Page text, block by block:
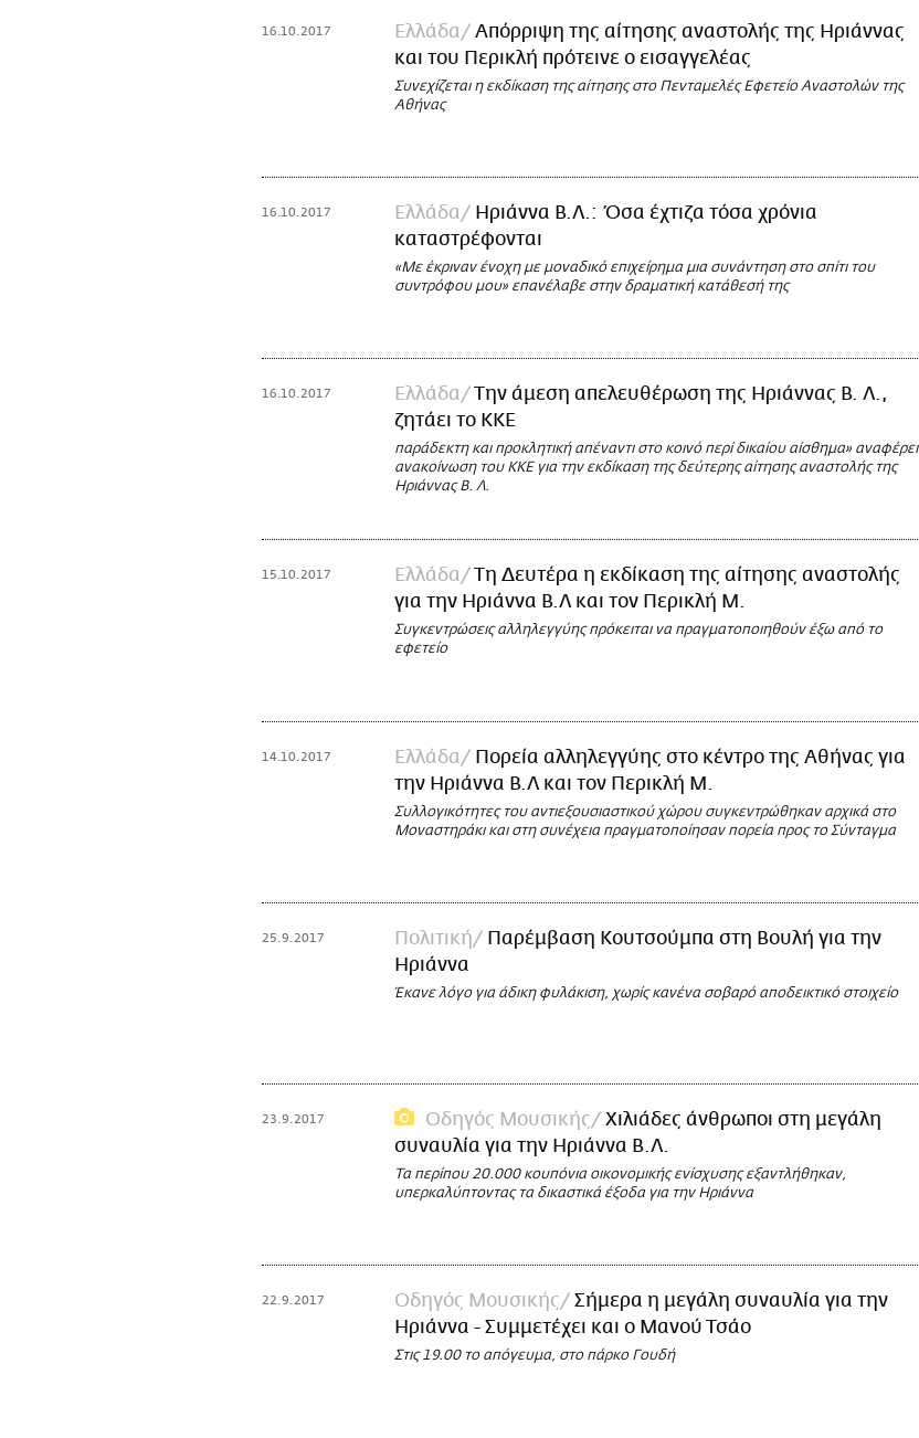
16.10.2017 Ελλάδα
Απόρριψη της αίτησης αναστολής της Ηριάννας
και του Περικλή πρότεινε ο εισαγγελέας
Συνεχίζεται η εκδίκαση της αίτησης στο Πενταμελές Εφετείο Αναστολών της
Αθήνας
16.10.2017 Ελλάδα
Ηριάννα Β.Λ.: Όσα έχτιζα τόσα χρόνια
καταστρέφονται
«Με έκριναν ένοχη με μοναδικό επιχείρημα μια συνάντηση στο σπίτι του
συντρόφου μου» επανέλαβε στην δραματική κατάθεσή της
16.10.2017 Ελλάδα
Την άμεση απελευθέρωση της Ηριάννας Β. Λ.,
ζητάει το ΚΚΕ
παράδεκτη και προκλητική απέναντι στο κοινό περί δικαίου αίσθημα» αναφέρει
ανακοίνωση του ΚΚΕ για την εκδίκαση της δεύτερης αίτησης αναστολής της
Ηριάννας Β. Λ.
15.10.2017 Ελλάδα
Τη Δευτέρα η εκδίκαση της αίτησης αναστολής
για την Ηριάννα Β.Λ και τον Περικλή Μ.
Συγκεντρώσεις αλληλεγγύης πρόκειται να πραγματοποιηθούν έξω από το
εφετείο
14.10.2017 Ελλάδα
Πορεία αλληλεγγύης στο κέντρο της Αθήνας για
την Ηριάννα Β.Λ και τον Περικλή Μ.
Συλλογικότητες του αντιεξουσιαστικού χώρου συγκεντρώθηκαν αρχικά στο
Μοναστηράκι και στη συνέχεια πραγματοποίησαν πορεία προς το Σύνταγμα
25.9.2017 Πολιτική
Παρέμβαση Κουτσούμπα στη Βουλή για την
Ηριάννα
Έκανε λόγο για άδικη φυλάκιση, χωρίς κανένα σοβαρό αποδεικτικό στοιχείο
23.9.2017 Οδηγός Μουσικής
Xιλιάδες άνθρωποι στη μεγάλη
συναυλία για την Ηριάννα B.Λ.
Τα περίπου 20.000 κουπόνια οικονομικής ενίσχυσης εξαντλήθηκαν,
υπερκαλύπτοντας τα δικαστικά έξοδα για την Ηριάννα
22.9.2017 Οδηγός Μουσικής
Σήμερα η μεγάλη συναυλία για την
Ηριάννα - Συμμετέχει και ο Μανού Τσάο
Στις 19.00 το απόγευμα, στο πάρκο Γουδή